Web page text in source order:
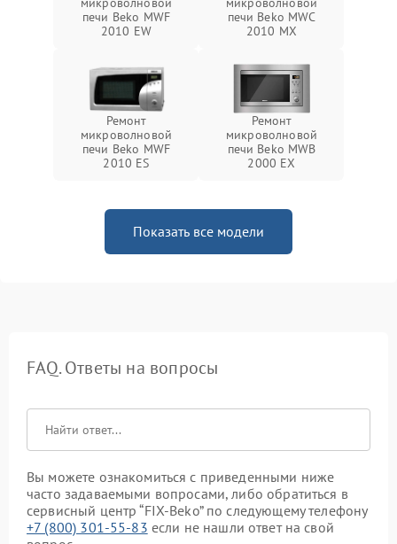
печи Beko MWF
2010 EW
печи Beko MWC
2010 MX
Ремонт
микроволновой
печи Beko MWF
2010 ES
Ремонт
микроволновой
печи Beko MWB
2000 EX
Показать все модели
FAQ. Ответы на вопросы
Вы можете ознакомиться с приведенными ниже
часто задаваемыми вопросами, либо обратиться в
сервисный центр “FIX-Beko” по следующему телефону
+7 (800) 301-55-83 если не нашли ответ на свой